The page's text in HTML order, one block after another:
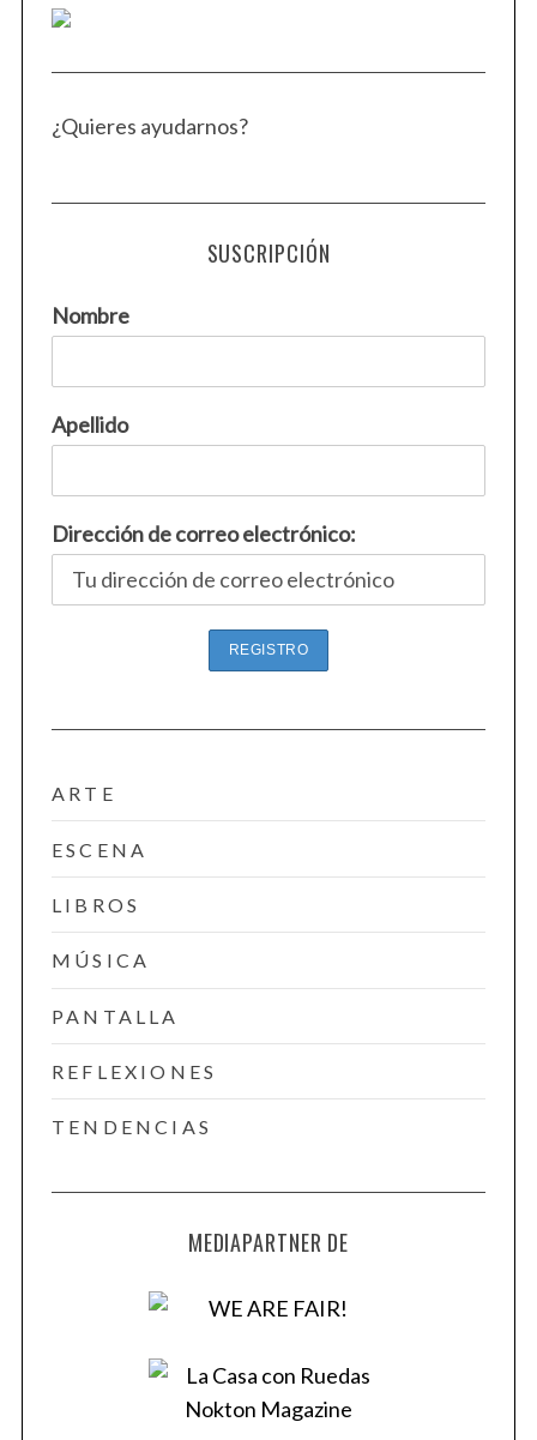
¿Quieres ayudarnos?
SUSCRIPCIÓN
Nombre
Apellido
Dirección de correo electrónico:
ARTE
ESCENA
LIBROS
MÚSICA
PANTALLA
REFLEXIONES
TENDENCIAS
MEDIAPARTNER DE